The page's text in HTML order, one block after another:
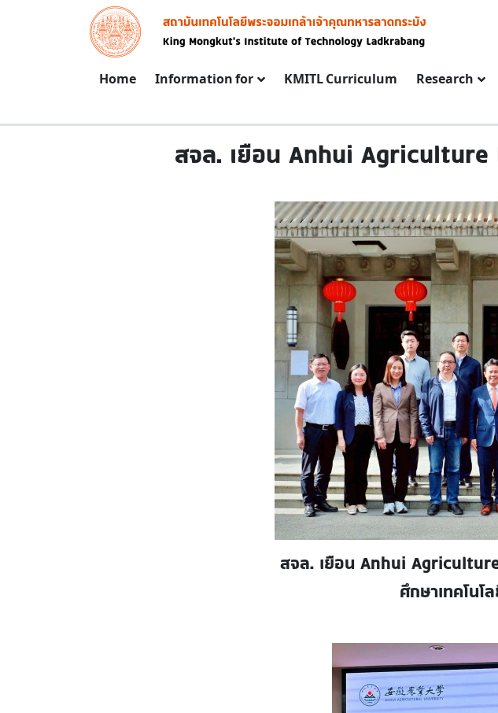
Skip to main content
Image
Main navigation
Home Information for KMITL Curriculum Research
สจล. เยือน Anhui
สจล. เยือน Anhui
ศึกษาเทคโน